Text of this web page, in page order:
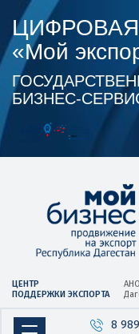
«Мой
ЦЕНТР
ПОДДЕРЖКИ ЭКСПОРТА
8